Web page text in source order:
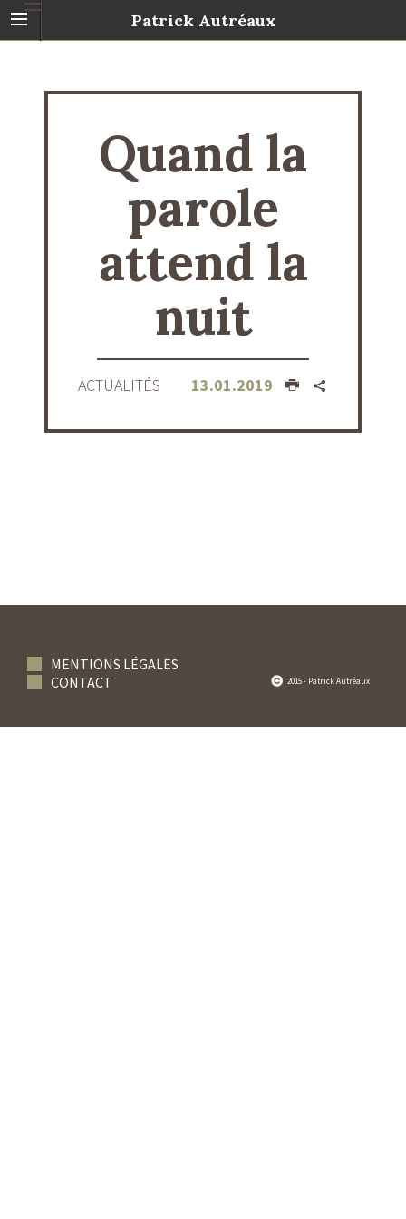
Patrick Autréaux
Quand la
parole
attend la
nuit
ACTUALITÉS 13.01.2019
2015 - Patrick Autréaux
MENTIONS LÉGALES
CONTACT